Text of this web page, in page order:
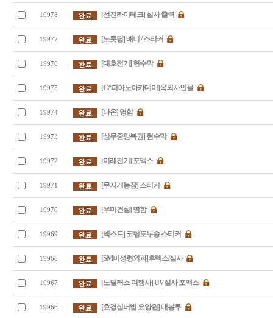
19978 [선진라이테크] 실사 출력
19977 [노릇당] 배너 / 스티커
19976 [대호전기] 현수막
19975 [C#피아노아카데미]옥외사인물
19974 [다온] 명함
19973 [상무중앙복권] 현수막
19972 [미래전기] 포맥스
19971 [무지개농장] 스티커
19970 [우미건설] 명함
19969 [넥스트] 코팅도무송 스티커
19968 [SM미성형외과]후렉스/실사
19967 [노틸러스 여행사] UV실사 포맥스
19966 [효경실버빌 요양원] 대봉투